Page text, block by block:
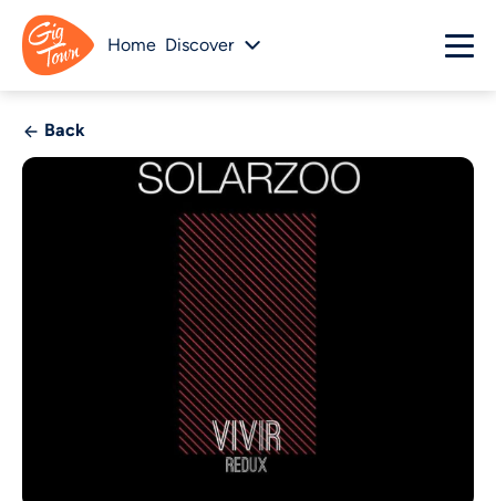
Home Discover
Back